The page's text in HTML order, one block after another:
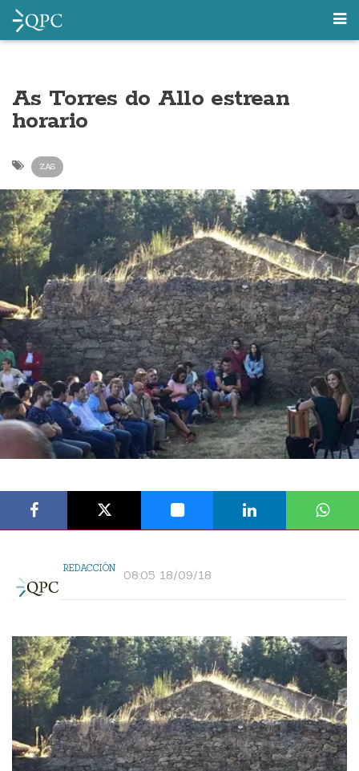
As Torres do Allo estrean
horario
ZAS
REDACCIÓN 08:05 18/09/18